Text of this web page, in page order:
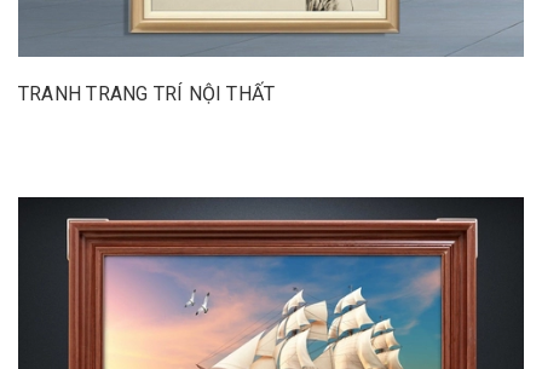
TRANH TRANG TRÍ NỘI THẤT